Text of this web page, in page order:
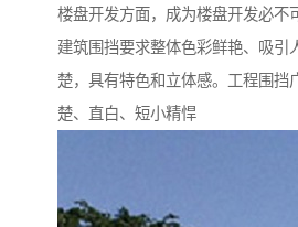
楼盘开发方面，成为楼盘开发必不
建筑围挡要求整体色彩鲜艳、吸引
楚，具有特色和立体感。工程围挡
楚、直白、短小精悍